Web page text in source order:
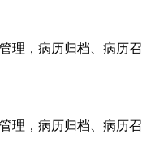
理，病历归档、病历召
理，病历归档、病历召